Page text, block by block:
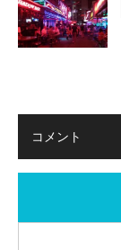
コメント